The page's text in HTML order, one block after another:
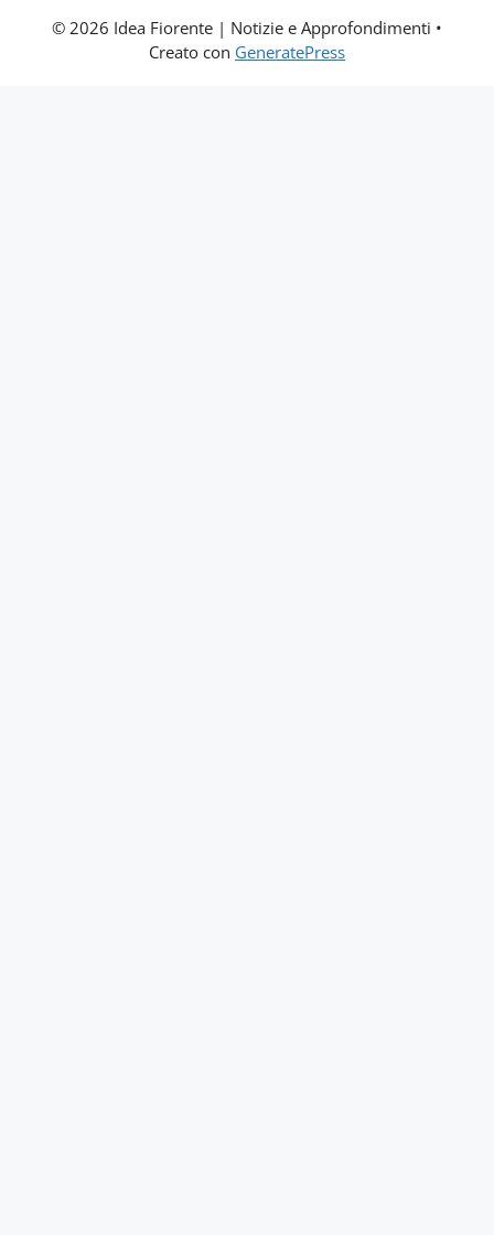
© 2026 Idea Fiorente | Notizie e Approfondimenti •
Creato con GeneratePress